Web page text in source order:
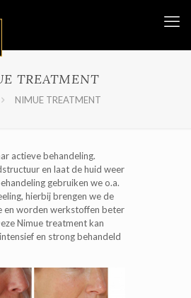
TREATMENT
NIMUE TREATMENT
actieve behandeling.
en laat de huid weer
gebruiken we o.a.
hierbij brengen we de
en worden werkstoffen beter
Nimue treatment kan
en strong behandeld